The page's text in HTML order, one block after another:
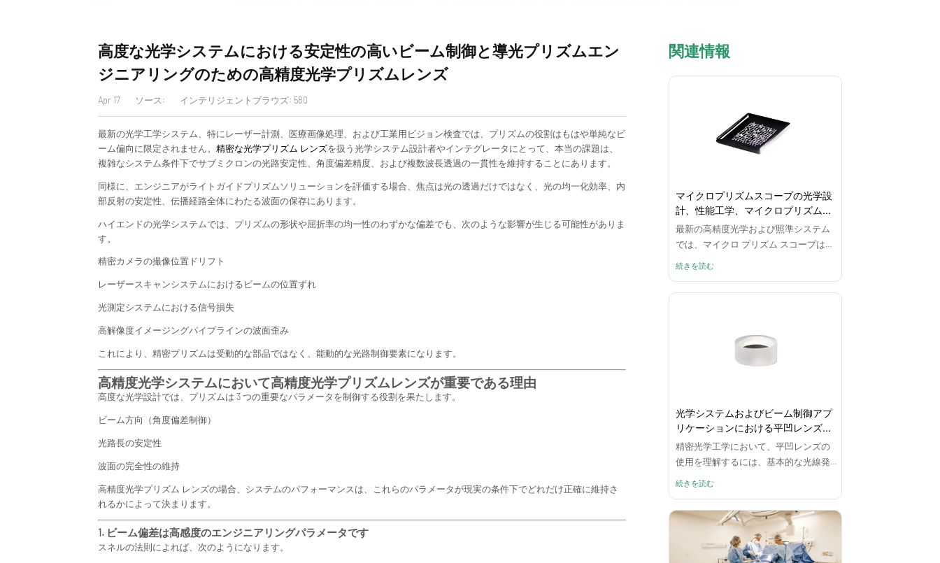
高度な光学システムにおける安定性の高いビーム制御と導光プリズムエン
ジニアリングのための高精度光学プリズムレンズ
Apr 17 ソース: インテリジェントブラウズ: 580
最新の光学工学システム、特にレーザー計測、医療画像処理、および工業用ビジョン検査では、プリズムの役割はもはや単純なビ
ーム偏向に限定されません。 精密な光学プリズム レンズを扱う光学システム設計者やインテグレータにとって、本当の課題は、
複雑なシステム条件下でサブミクロンの光路安定性、角度偏差精度、および複数波長透過の一貫性を維持することにあります。
同様に、エンジニアがライトガイドプリズムソリューションを評価する場合、焦点は光の透過だけではなく、光の均一化効率、内
部反射の安定性、伝播経路全体にわたる波面の保存にあります。
ハイエンドの光学システムでは、プリズムの形状や屈折率の均一性のわずかな偏差でも、次のような影響が生じる可能性がありま
す。
精密カメラの撮像位置ドリフト
レーザースキャンシステムにおけるビームの位置ずれ
光測定システムにおける信号損失
高解像度イメージングパイプラインの波面歪み
これにより、精密プリズムは受動的な部品ではなく、能動的な光路制御要素になります。
高精度光学システムにおいて高精度光学プリズムレンズが重要である理由
高度な光学設計では、プリズムは 3 つの重要なパラメータを制御する役割を果たします。
ビーム方向（角度偏差制御）
光路長の安定性
波面の完全性の維持
高精度光学プリズム レンズの場合、システムのパフォーマンスは、これらのパラメータが現実の条件下でどれだけ正確に維持さ
れるかによって決まります。
1. ビーム偏差は高感度のエンジニアリングパラメータです
スネルの法則によれば、次のようになります。
関連情報
マイクロプリズムスコープの光学設
計、性能工学、マイクロプリズム価
格のコスト構造分析
最新の高精度光学および照準システム
では、マイクロ プリズム スコープは、
ント精度がシステムのパフォーマンス
なっています。
続きを読む
光学システムおよびビーム制御アプ
リケーションにおける平凹レンズの
使用
精密光学工学において、平凹レンズの
使用を理解するには、基本的な光線発
続きを読む